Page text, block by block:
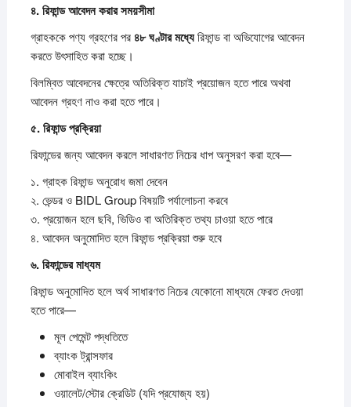
৪.রিফান্ডআবেদনকরারসময়সীমা
গ্রাহককে পণ্য গ্রহণের পর ৪৮ঘণ্টারমধ্যেরিফান্ড বা অভিযোগের আবেদন
করতে উৎসাহিত করা হচ্ছে।
বিলম্বিত আবেদনের ক্ষেত্রে অতিরিক্ত যাচাই প্রয়োজন হতে পারে অথবা
আবেদন গ্রহণ নাও করা হতে পারে।
৫.রিফান্ডপ্রক্রিয়া
রিফান্ডের জন্য আবেদন করলে সাধারণত নিচের ধাপ অনুসরণ করা হবে—
১. গ্রাহক রিফান্ড অনুরোধ জমা দেবেন
২. ভেন্ডর ও BIDL Group বিষয়টি পর্যালোচনা করবে
৩. প্রয়োজন হলে ছবি, ভিডিও বা অতিরিক্ত তথ্য চাওয়া হতে পারে
৪. আবেদন অনুমোদিত হলে রিফান্ড প্রক্রিয়া শুরু হবে
৬.রিফান্ডেরমাধ্যম
রিফান্ড অনুমোদিত হলে অর্থ সাধারণত নিচের যেকোনো মাধ্যমে ফেরত দেওয়া
হতে পারে—
মূল পেমেন্ট পদ্ধতিতে
ব্যাংক ট্রান্সফার
মোবাইল ব্যাংকিং
ওয়ালেট/স্টোর ক্রেডিট (যদি প্রযোজ্য হয়)